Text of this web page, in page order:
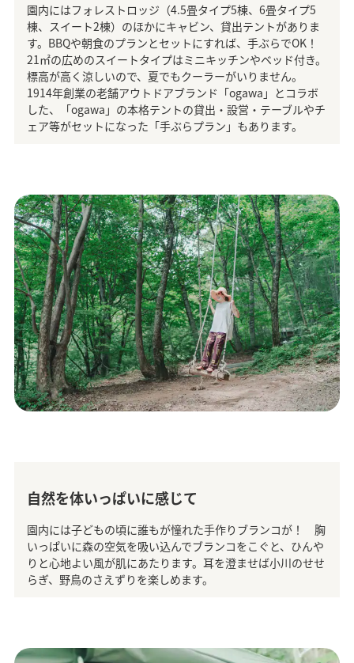
園内にはフォレストロッジ（4.5畳タイプ5棟、6畳タイプ5
棟、スイート2棟）のほかにキャビン、貸出テントがありま
す。BBQや朝食のプランとセットにすれば、手ぶらでOK！
21㎡の広めのスイートタイプはミニキッチンやベッド付き。
標高が高く涼しいので、夏でもクーラーがいりません。
1914年創業の老舗アウトドアブランド「ogawa」とコラボ
した、「ogawa」の本格テントの貸出・設営・テーブルやチ
ェア等がセットになった「手ぶらプラン」もあります。
自然を体いっぱいに感じて
園内には子どもの頃に誰もが憧れた手作りブランコが！ 胸
いっぱいに森の空気を吸い込んでブランコをこぐと、ひんや
りと心地よい風が肌にあたります。耳を澄ませば小川のせせ
らぎ、野鳥のさえずりを楽しめます。